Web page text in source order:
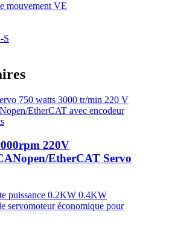
mouvement VE
S
220V
EtherCAT Servo